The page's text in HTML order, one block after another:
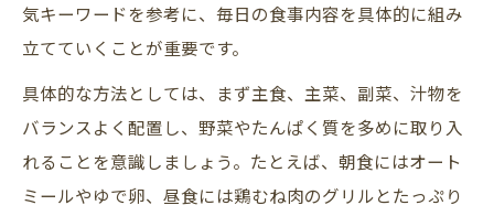
気キーワードを参考に、毎日の食事内容を具体的に組み
立てていくことが重要です。
具体的な方法としては、まず主食、主菜、副菜、汁物を
バランスよく配置し、野菜やたんぱく質を多めに取り入
れることを意識しましょう。たとえば、朝食にはオート
ミールやゆで卵、昼食には鶏むね肉のグリルとたっぷり